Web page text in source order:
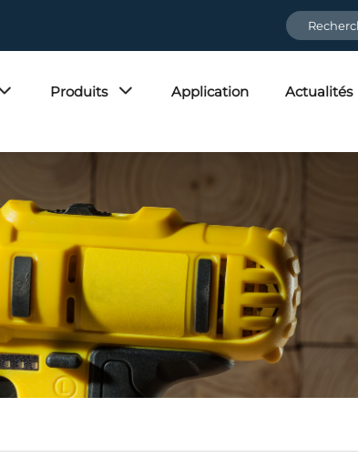
Produits Application
Actualités